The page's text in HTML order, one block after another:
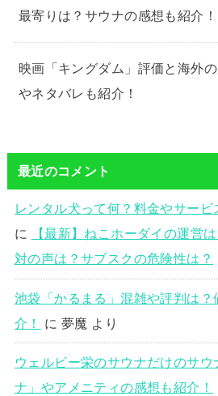
最寄りは？サウナの感想も紹介！
映画「キングダム」評価と海外
やネタバレも紹介！
最近のコメント
レンタル犬って何？料金やサービ
に
【最新】ねこホーダイの運営
対の声は？サブスクの危険性は？
池袋「かるまる」混雑や評判は
介！
に 夢魔 より
ウェルビー栄のサウナだけのサ
ナ」やアメニティの感想も紹介！